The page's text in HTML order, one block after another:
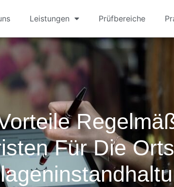
Leistungen Prüfbereiche
Für Die